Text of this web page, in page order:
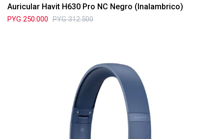
Auricular Havit H630 Pro NC Negro (Inalambrico)
PYG 250.000 PYG 312.500